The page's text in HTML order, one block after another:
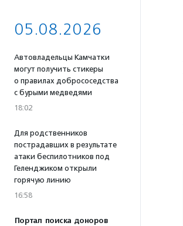
05.08.2026
Автовладельцы Камчатки
могут получить стикеры
о правилах добрососедства
с бурыми медведями
18:02
Для родственников
пострадавших в результате
атаки беспилотников под
Геленджиком открыли
горячую линию
16:58
Портал поиска доноров